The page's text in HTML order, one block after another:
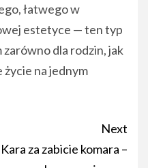
łatwego w
estetyce — ten typ
dla rodzin, jak
na jednym
Next
Kara za zabicie komara –